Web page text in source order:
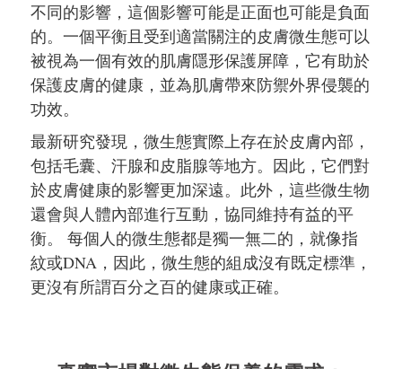
不同的影響，這個影響可能是正面也可能是負面
的。一個平衡且受到適當關注的皮膚微生態可以
被視為一個有效的肌膚隱形保護屏障，它有助於
保護皮膚的健康，並為肌膚帶來防禦外界侵襲的
功效。
最新研究發現，微生態實際上存在於皮膚內部，
包括毛囊、汗腺和皮脂腺等地方。因此，它們對
於皮膚健康的影響更加深遠。此外，這些微生物
還會與人體內部進行互動，協同維持有益的平
衡。 每個人的微生態都是獨一無二的，就像指
紋或DNA，因此，微生態的組成沒有既定標準，
更沒有所謂百分之百的健康或正確。